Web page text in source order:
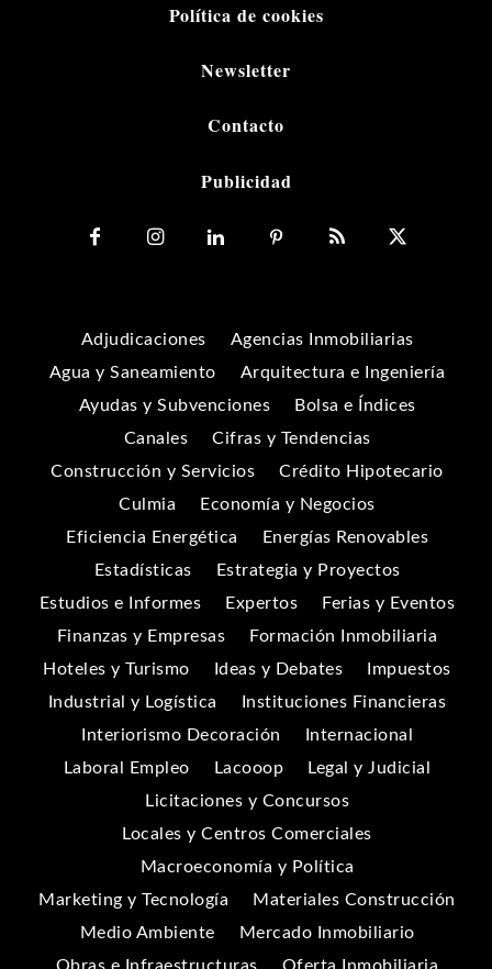
Política de cookies
Newsletter
Contacto
Publicidad
Adjudicaciones
Agencias Inmobiliarias
Agua y Saneamiento
Arquitectura e Ingeniería
Ayudas y Subvenciones
Bolsa e Índices
Canales
Cifras y Tendencias
Construcción y Servicios
Crédito Hipotecario
Culmia
Economía y Negocios
Eficiencia Energética
Energías Renovables
Estadísticas
Estrategia y Proyectos
Estudios e Informes
Expertos
Ferias y Eventos
Finanzas y Empresas
Formación Inmobiliaria
Hoteles y Turismo
Ideas y Debates
Impuestos
Industrial y Logística
Instituciones Financieras
Interiorismo Decoración
Internacional
Laboral Empleo
Lacooop
Legal y Judicial
Licitaciones y Concursos
Locales y Centros Comerciales
Macroeconomía y Política
Marketing y Tecnología
Materiales Construcción
Medio Ambiente
Mercado Inmobiliario